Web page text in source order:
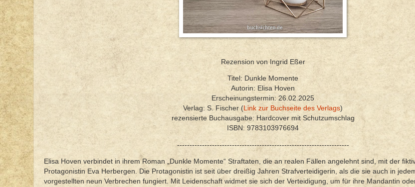
Rezension von Ingrid Eßer
Titel: Dunkle Momente
Autorin: Elisa Hoven
Erscheinungstermin: 26.02.2025
Verlag: S. Fischer (Link zur Buchseite des Verlags)
rezensierte Buchausgabe: Hardcover mit Schutzumschlag
ISBN: 9783103976694
---------------------------------------------------------------------
Elisa Hoven verbindet in ihrem Roman „Dunkle Momente“ Straftaten, die an realen Fällen angelehnt sind, mit der
Protagonistin Eva Herbergen. Die Protagonistin ist seit über dreißig Jahren Strafverteidigerin, als die sie auch in
vorgestellten neun Verbrechen fungiert. Mit Leidenschaft widmet sie sich der Verteidigung, um für ihre Mandantin